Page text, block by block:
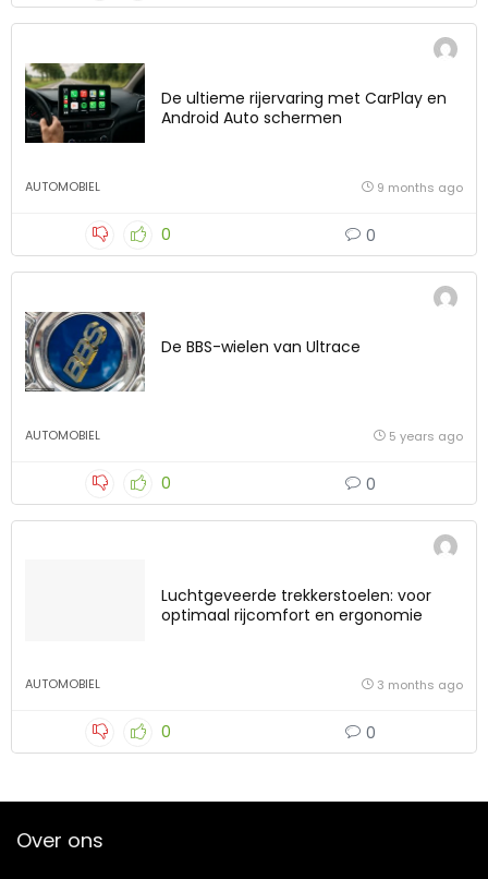
De ultieme rijervaring met CarPlay en
Android Auto schermen
AUTOMOBIEL 9 months ago
0 0
De BBS-wielen van Ultrace
AUTOMOBIEL 5 years ago
0 0
Luchtgeveerde trekkerstoelen: voor
optimaal rijcomfort en ergonomie
AUTOMOBIEL 3 months ago
0 0
Over ons